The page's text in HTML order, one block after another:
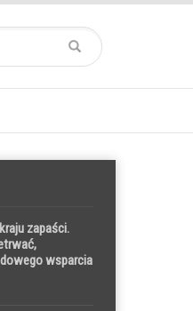
zapaści.
wsparcia